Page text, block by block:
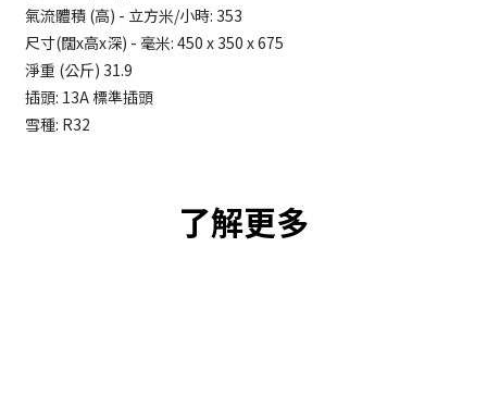
氣流體積 (高) - 立方米/小時: 353
尺寸(闊x高x深) - 毫米: 450 x 350 x 675
淨重 (公斤) 31.9
插頭: 13A 標準插頭
雪種: R32
了解更多